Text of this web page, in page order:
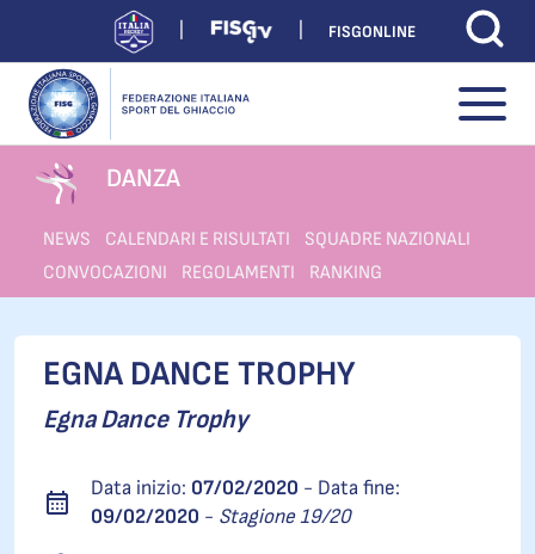
FISGONLINE
DANZA
NEWS CALENDARI E RISULTATI
SQUADRE NAZIONALI
CONVOCAZIONI
REGOLAMENTI RANKING
EGNA DANCE TROPHY
Egna Dance Trophy
Data inizio: 07/02/2020 - Data fine:
09/02/2020 - Stagione 19/20